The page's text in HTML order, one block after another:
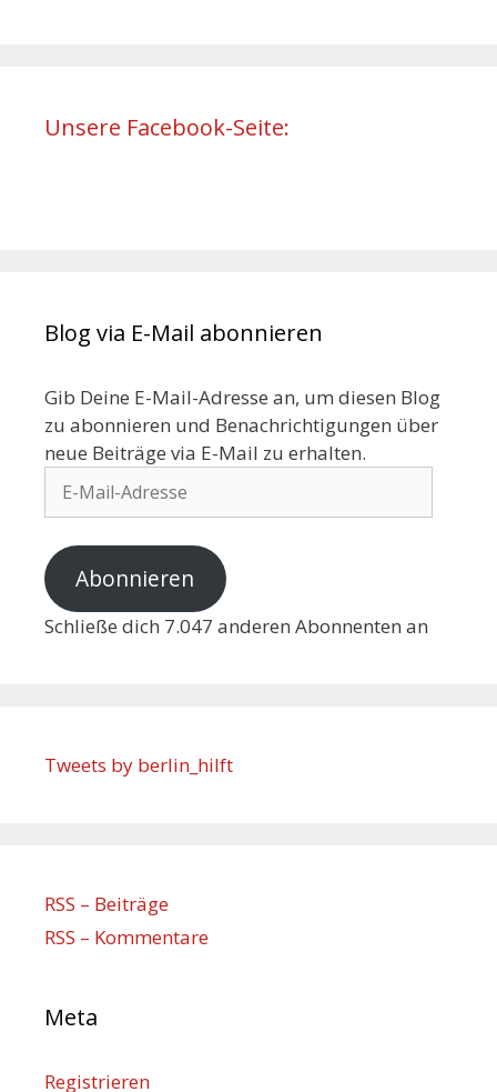
Unsere Facebook-Seite:
Blog via E-Mail abonnieren
Gib Deine E-Mail-Adresse an, um diesen Blog
zu abonnieren und Benachrichtigungen über
neue Beiträge via E-Mail zu erhalten.
Abonnieren
Schließe dich 7.047 anderen Abonnenten an
Tweets by berlin_hilft
RSS – Beiträge
RSS – Kommentare
Meta
Registrieren